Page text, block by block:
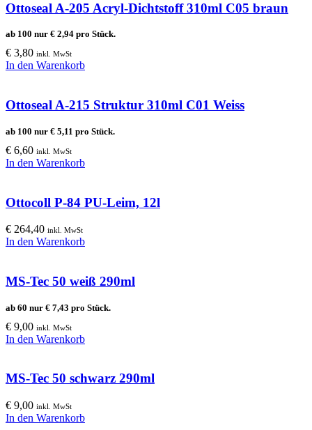
Ottoseal A-205 Acryl-Dichtstoff 310ml C05 braun
ab 100 nur € 2,94 pro Stück.
€ 3,80 inkl. MwSt
In den Warenkorb
Ottoseal A-215 Struktur 310ml C01 Weiss
ab 100 nur € 5,11 pro Stück.
€ 6,60 inkl. MwSt
In den Warenkorb
Ottocoll P-84 PU-Leim, 12l
€ 264,40 inkl. MwSt
In den Warenkorb
MS-Tec 50 weiß 290ml
ab 60 nur € 7,43 pro Stück.
€ 9,00 inkl. MwSt
In den Warenkorb
MS-Tec 50 schwarz 290ml
€ 9,00 inkl. MwSt
In den Warenkorb